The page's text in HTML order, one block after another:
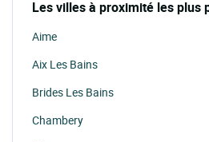
Les villes à proximité les plus
Aime
Aix Les Bains
Brides Les Bains
Chambery